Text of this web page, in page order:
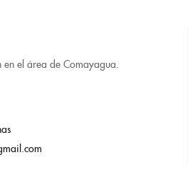
el área de Comayagua.